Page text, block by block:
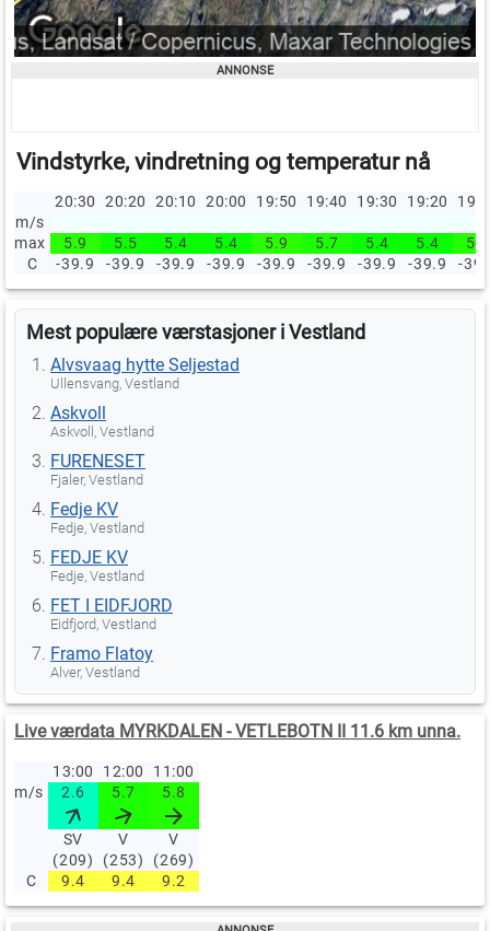
Vindstyrke, vindretning og temperatur nå
20:30 20:20 20:10 20:00 19:50 19:40 19:30 19:20
m/s
max
5.9 5.5 5.4 5.4 5.9 5.7 5.4 5.4
5.8
C
-39.9 -39.9 -39.9 -39.9 -39.9 -39.9 -39.9 -39.9 -
Mest populære værstasjoner i Vestland
Alvsvaag hytte Seljestad
Ullensvang, Vestland
Askvoll
Askvoll, Vestland
FURENESET
Fjaler, Vestland
Fedje KV
Fedje, Vestland
FEDJE KV
Fedje, Vestland
FET I EIDFJORD
Eidfjord, Vestland
Framo Flatoy
Alver, Vestland
Live værdata MYRKDALEN - VETLEBOTN II 11.6 km unna.
13:00 12:00
11:00
m/s
2.6 5.7 5.8
SV
(209)
V
(253)
V
(269)
C
9.4 9.4 9.2